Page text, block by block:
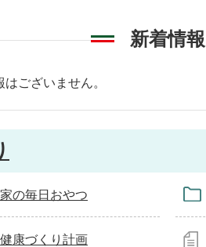
新着情報
ございません。
の毎日おやつ
康づくり計画